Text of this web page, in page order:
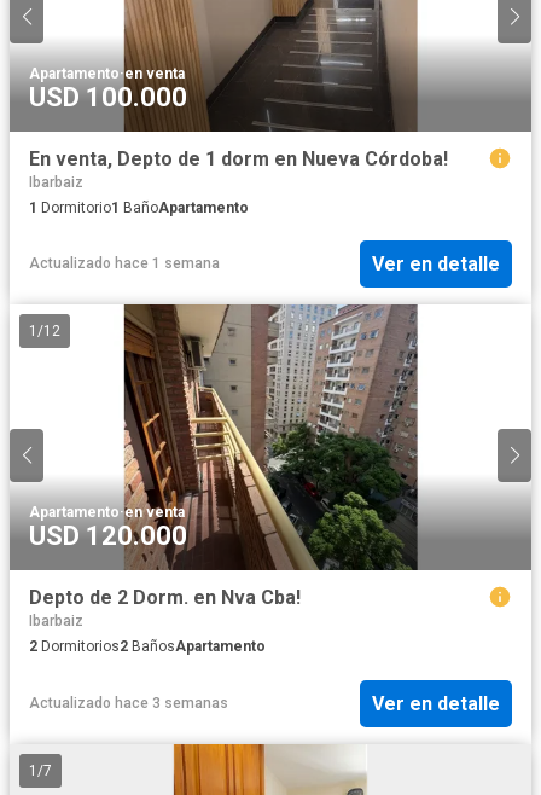
Apartamento·en venta
USD 100.000
En venta, Depto de 1 dorm en Nueva Córdoba!
Ibarbaiz
1 Dormitorio1 BañoApartamento
Actualizado hace 1 semana Ver en detalle
1 /12
Apartamento·en venta
USD 120.000
Depto de 2 Dorm. en Nva Cba!
Ibarbaiz
2 Dormitorios2 BañosApartamento
Actualizado hace 3 semanas Ver en detalle
1 /7